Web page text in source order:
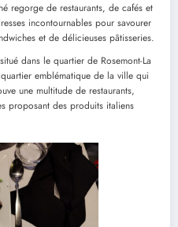
regorge de restaurants, de cafés et
incontournables pour savourer
et de délicieuses pâtisseries.
dans le quartier de Rosemont-La
emblématique de la ville qui
une multitude de restaurants,
proposant des produits italiens